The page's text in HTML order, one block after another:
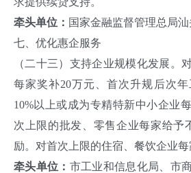
牵头单位： 国家金融监督管理总局
七、优化惠企服务
（二十三）支持企业规模化发展。
每家奖补20万元、首次升规后次
10%以上或成为专精特新中小企业
次上限的批发、零售企业每家给予
励。对首次上限的住宿、餐饮企业每
牵头单位： 市工业和信息化局、市